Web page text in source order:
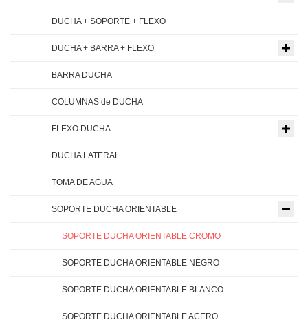
DUCHA + SOPORTE + FLEXO
DUCHA + BARRA + FLEXO
BARRA DUCHA
COLUMNAS de DUCHA
FLEXO DUCHA
DUCHA LATERAL
TOMA DE AGUA
SOPORTE DUCHA ORIENTABLE
SOPORTE DUCHA ORIENTABLE CROMO
SOPORTE DUCHA ORIENTABLE NEGRO
SOPORTE DUCHA ORIENTABLE BLANCO
SOPORTE DUCHA ORIENTABLE ACERO